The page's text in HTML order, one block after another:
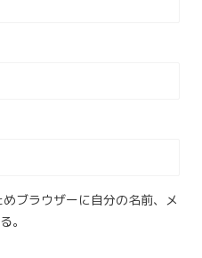
ブラウザーに自分の名前、メ
。